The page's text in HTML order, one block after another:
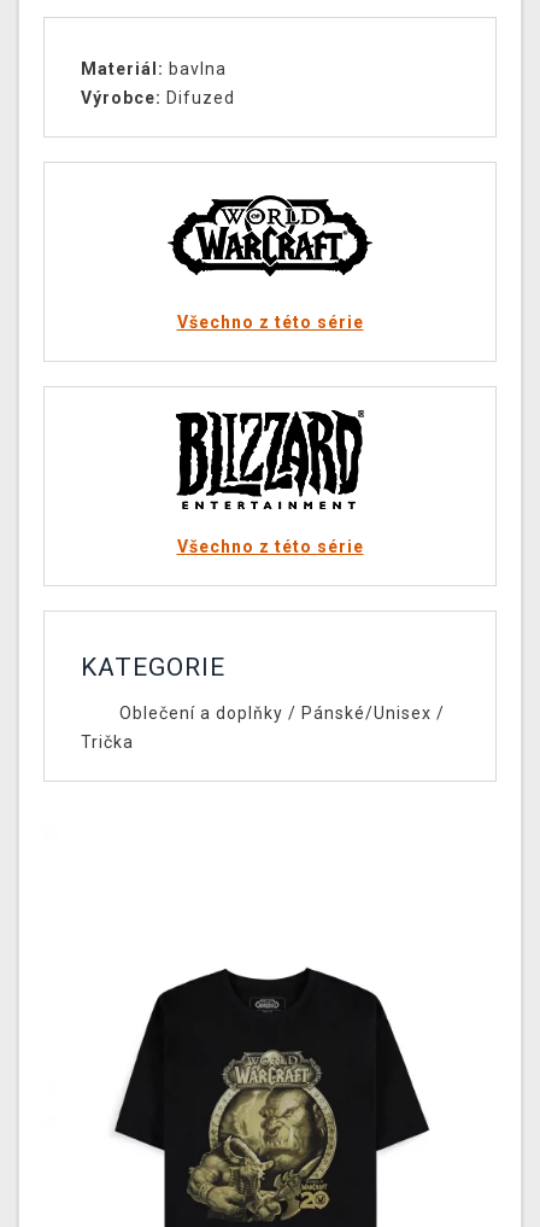
Materiál: bavlna
Výrobce: Difuzed
Všechno z této série
Všechno z této série
KATEGORIE
Oblečení a doplňky / Pánské/Unisex /
Trička